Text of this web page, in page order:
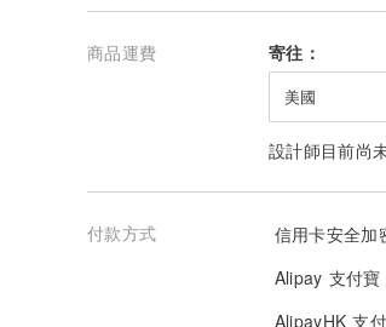
商品運費 寄往：
美國
設計師目前尚
付款方式
信用卡安全加
Alipay 支付寶
AlipayHK 支